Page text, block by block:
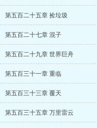
第五百二十五章 捡垃圾
第五百二十七章 混子
第五百二十九章 世界巨舟
第五百三十一章 重临
第五百三十三章 覆天
第五百三十五章 万里雷云